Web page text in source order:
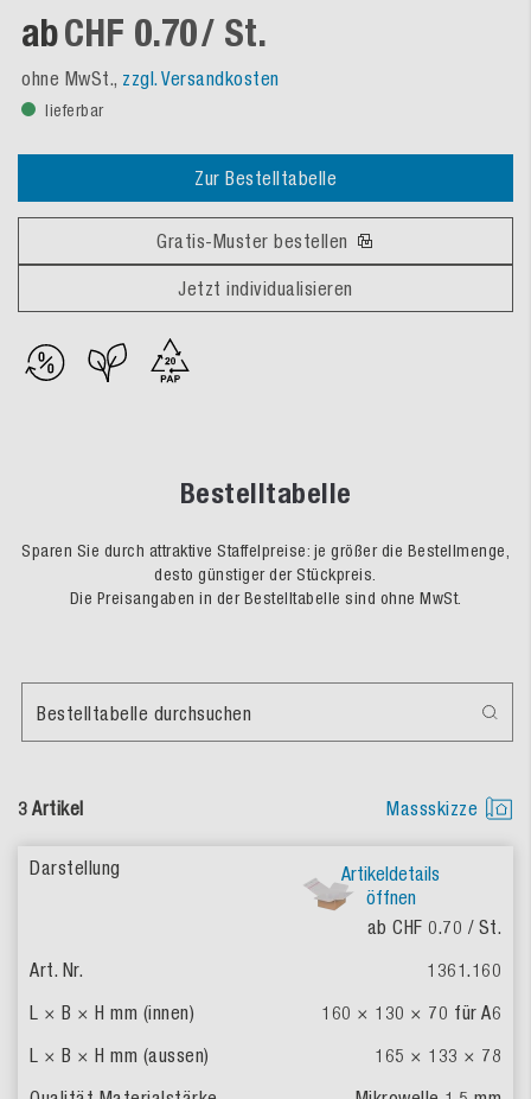
abCHF 0.70/ St.
ohne MwSt., zzgl. Versandkosten
lieferbar
Zur Bestelltabelle
Gratis-Muster bestellen
Jetzt individualisieren
Bestelltabelle
Sparen Sie durch attraktive Staffelpreise: je größer die Bestellmenge,
desto günstiger der Stückpreis.
Die Preisangaben in der Bestelltabelle sind ohne MwSt.
3 Artikel Massskizze
Bestelltabelle durchsuchen
Artikeldetails
öffnen
ab CHF 0.70 / St.
1361.160
160 × 130 × 70 für A6
165 × 133 × 78